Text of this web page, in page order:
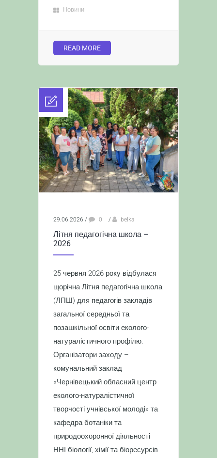
Новини
READ MORE
29.06.2026 / 0 / belka
Літня педагогічна школа –
2026
25 червня 2026 року відбулася
щорічна Літня педагогічна школа
(ЛПШ) для педагогів закладів
загальної середньої та
позашкільної освіти еколого-
натуралістичного профілю.
Організатори заходу –
комунальний заклад
«Чернівецький обласний центр
еколого-натуралістичної
творчості учнівської молоді» та
кафедра ботаніки та
природоохоронної діяльності
ННІ біології, хімії та біоресурсів